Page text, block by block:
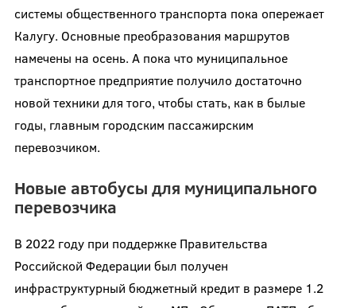
системы общественного транспорта пока опережает
Калугу. Основные преобразования маршрутов
намечены на осень. А пока что муниципальное
транспортное предприятие получило достаточно
новой техники для того, чтобы стать, как в былые
годы, главным городским пассажирским
перевозчиком.
Новые автобусы для муниципального
перевозчика
В 2022 году при поддержке Правительства
Российской Федерации был получен
инфраструктурный бюджетный кредит в размере 1.2